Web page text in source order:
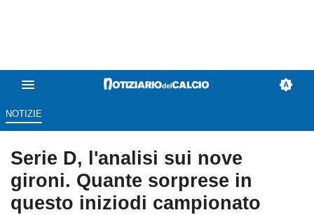
NOTIZIE
Serie D, l'analisi sui nove
gironi. Quante sorprese in
questo iniziodi campionato